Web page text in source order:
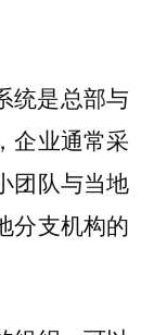
统是总部与
企业通常采
团队与当地
分支机构的